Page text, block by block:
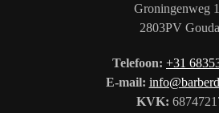
Groningenweg
2803PV Gouda
Telefoon: +31
E-mail:
KVK: